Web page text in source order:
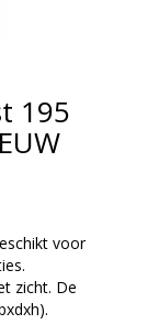
195
voor
zicht. De